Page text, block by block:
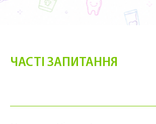
ЧАСТІ ЗАПИТАННЯ